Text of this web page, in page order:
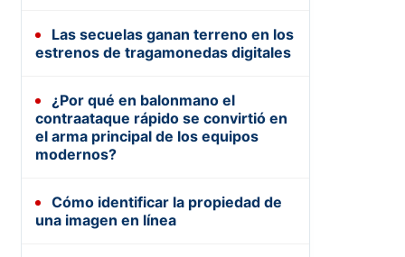
Las secuelas ganan terreno en los
estrenos de tragamonedas digitales
¿Por qué en balonmano el
contraataque rápido se convirtió en
el arma principal de los equipos
modernos?
Cómo identificar la propiedad de
una imagen en línea